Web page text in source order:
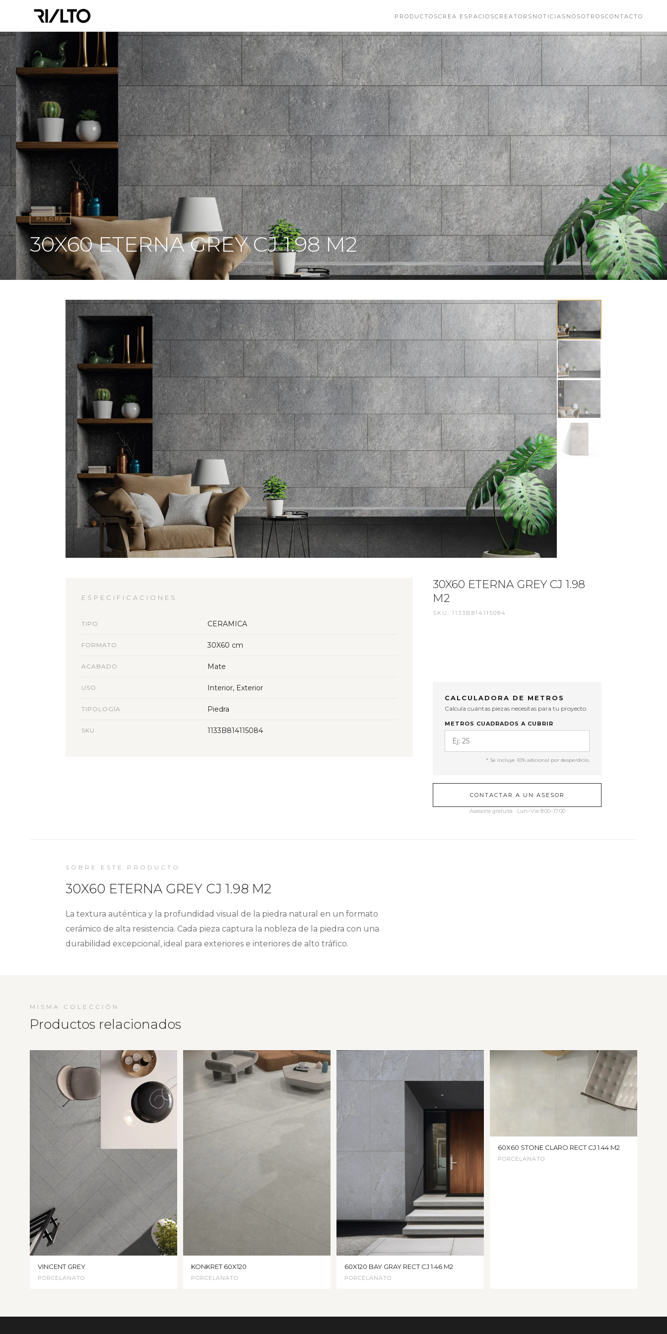
PRODUCTOSCREA ESPACIOSCREATORS NOTICIAS NOSOTROSCONTACTO
PIEDRA
30X60 ETERNA GREY CJ 1.98 M2
ESPECIFICACIONES
TIPO CERAMICA
FORMATO 30X60 cm
ACABADO Mate
USO Interior, Exterior
TIPOLOGÍA Piedra
SKU 1133B814115084
30X60 ETERNA GREY CJ 1.98
M2
SKU: 1133B814115084
CALCULADORA DE METROS
Calcula cuántas piezas necesitas para tu proyecto.
METROS CUADRADOS A CUBRIR
* Se incluye 10% adicional por desperdicio.
CONTACTAR A UN ASESOR
Asesoría gratuita · Lun–Vie 8:00–17:00
SOBRE ESTE PRODUCTO
30X60 ETERNA GREY CJ 1.98 M2
La textura auténtica y la profundidad visual de la piedra natural en un formato
cerámico de alta resistencia. Cada pieza captura la nobleza de la piedra con una
durabilidad excepcional, ideal para exteriores e interiores de alto tráfico.
MISMA COLECCIÓN
Productos relacionados
VINCENT GREY
PORCELANATO
KONKRET 60X120
PORCELANATO
60X120 BAY GRAY RECT CJ 1.46 M2
PORCELANATO
60X60 STONE CLARO RECT CJ 1.44 M2
PORCELANATO